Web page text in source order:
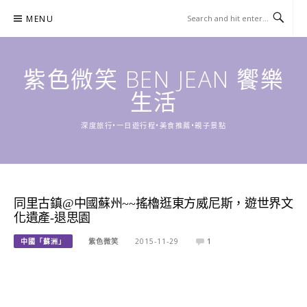
content
MENU
紫色微笑 BEN JEAN 饗樂
生活
深度旅行•一日遊行程•美食推薦•親子景點
同里古鎮@中國蘇州~~搖櫓逛東方威尼斯，遊世界文
化遺產-退思園
中國「蘇洲」 紫色微笑 2015-11-29 1